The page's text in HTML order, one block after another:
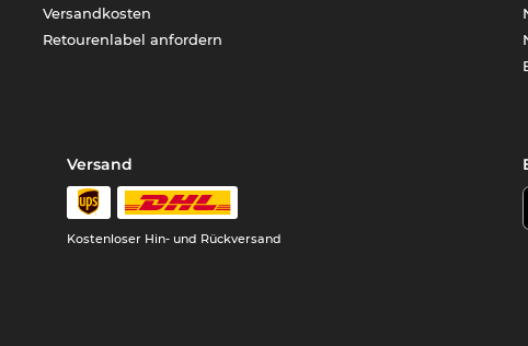
Versandkosten
Retourenlabel anfordern
Versand
Kostenloser Hin- und Rückversand